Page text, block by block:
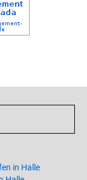
in Halle